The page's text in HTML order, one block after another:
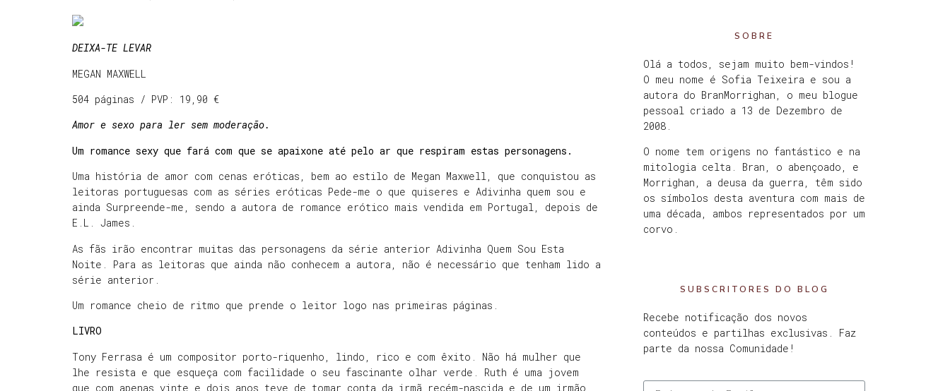
DEIXA-TE LEVAR
MEGAN MAXWELL
504 páginas / PVP: 19,90 €
Amor e sexo para ler sem moderação.
Um romance sexy que fará com que se apaixone até pelo ar que respiram estas personagens.
Uma história de amor com cenas eróticas, bem ao estilo de Megan Maxwell, que conquistou as
leitoras portuguesas com as séries eróticas Pede-me o que quiseres e Adivinha quem sou e
ainda Surpreende-me, sendo a autora de romance erótico mais vendida em Portugal, depois de
E.L. James.
As fãs irão encontrar muitas das personagens da série anterior Adivinha Quem Sou Esta
Noite. Para as leitoras que ainda não conhecem a autora, não é necessário que tenham lido a
série anterior.
Um romance cheio de ritmo que prende o leitor logo nas primeiras páginas.
LIVRO
Tony Ferrasa é um compositor porto-riquenho, lindo, rico e com êxito. Não há mulher que
lhe resista e que esqueça com facilidade o seu fascinante olhar verde. Ruth é uma jovem
que com apenas vinte e dois anos teve de tomar conta da irmã recém-nascida e de um irmão
SOBRE
Olá a todos, sejam muito bem-vindos!
O meu nome é Sofia Teixeira e sou a
autora do BranMorrighan, o meu blogue
pessoal criado a 13 de Dezembro de
2008.
O nome tem origens no fantástico e na
mitologia celta. Bran, o abençoado, e
Morrighan, a deusa da guerra, têm sido
os símbolos desta aventura com mais de
uma década, ambos representados por um
corvo.
SUBSCRITORES DO BLOG
Recebe notificação dos novos
conteúdos e partilhas exclusivas. Faz
parte da nossa Comunidade!